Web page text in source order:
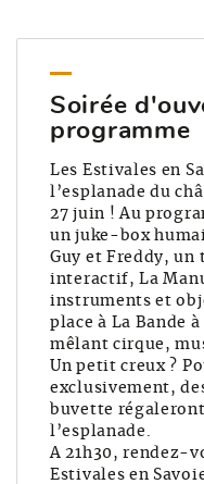
Soirée
programme
Les Estivales en
l’esplanade du
27 juin ! Au
un juke-box
Guy et Freddy,
interactif, La
instruments et
place à La Bande
mêlant cirque,
Un petit creux ?
exclusivement,
buvette
l’esplanade.
A 21h30, rendez-
Estivales en